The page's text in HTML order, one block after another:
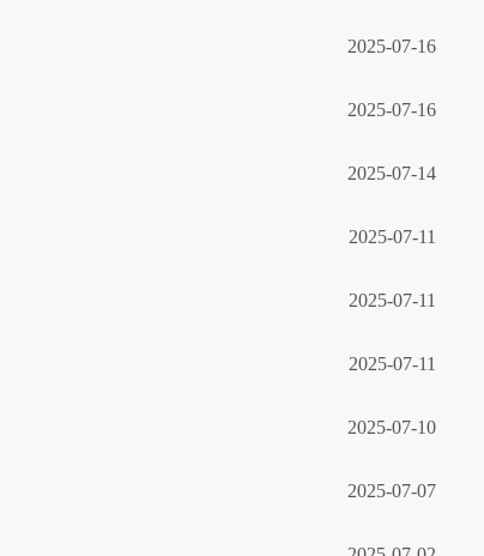
2025-07-16
2025-07-16
2025-07-14
2025-07-11
2025-07-11
2025-07-11
2025-07-10
2025-07-07